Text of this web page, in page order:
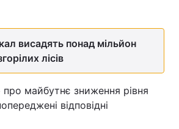
висадять понад мільйон
лісів
про майбутнє зниження рівня
відповідні